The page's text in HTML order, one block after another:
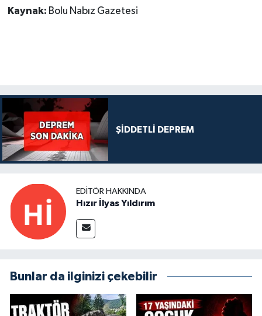
Kaynak: Bolu Nabız Gazetesi
ŞİDDETLİ DEPREM
EDITÖR HAKKINDA
Hızır İlyas Yıldırım
Bunlar da ilginizi çekebilir